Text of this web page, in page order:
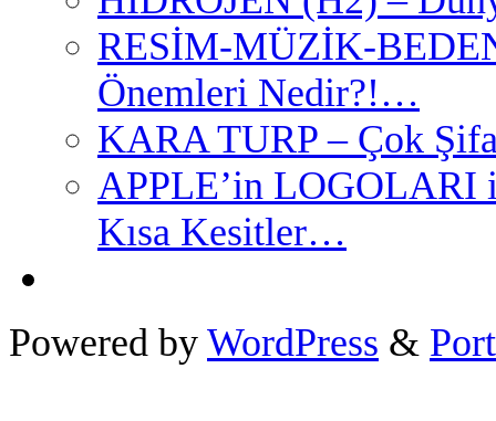
RESİM-MÜZİK-
Önemleri Nedir?!…
KARA TURP – Çok
APPLE’in LOGOLARI
Kısa Kesitler…
Powered by WordPress &